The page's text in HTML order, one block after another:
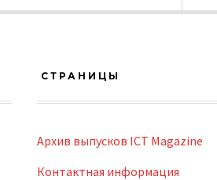
СТРАНИЦЫ
Архив выпусков ICT Magazine
Контактная информация